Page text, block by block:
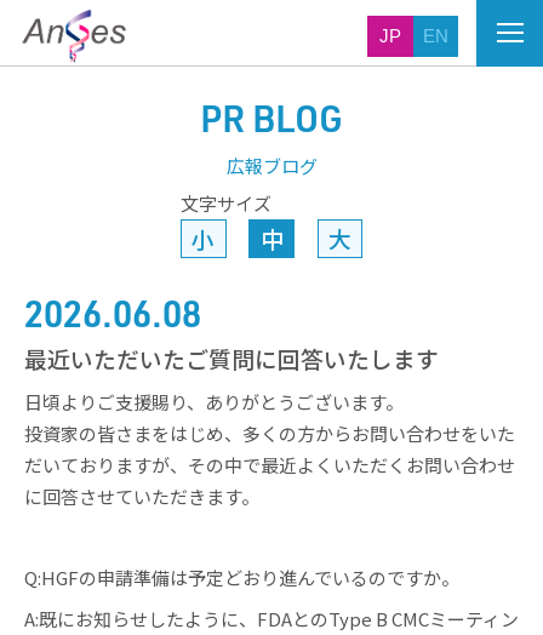
JP EN
PR BLOG
広報ブログ
文字サイズ
小 中 大
2026.06.08
最近いただいたご質問に回答いたします
日頃よりご支援賜り、ありがとうございます。
投資家の皆さまをはじめ、多くの方からお問い合わせをいた
だいておりますが、その中で最近よくいただくお問い合わせ
に回答させていただきます。
Q:HGFの申請準備は予定どおり進んでいるのですか。
A:既にお知らせしたように、FDAとのType B CMCミーティン